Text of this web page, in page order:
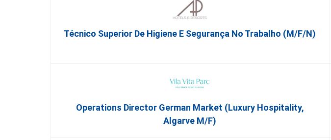
Técnico Superior De Higiene E Segurança No Trabalho (m/f/n)
Operations Director German Market (Luxury Hospitality,
Algarve M/F)